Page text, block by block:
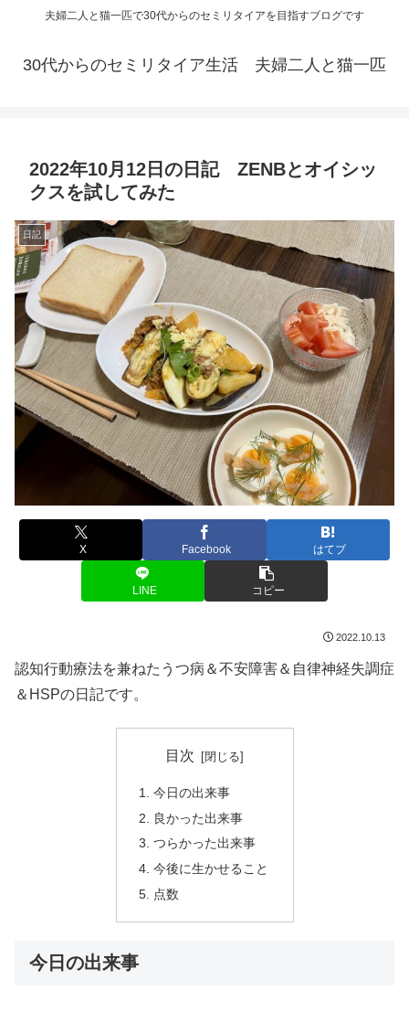
夫婦二人と猫一匹で30代からのセミリタイアを目指すブログです
30代からのセミリタイア生活 夫婦二人と猫一匹
2022年10月12日の日記 ZENBとオイシッ
クスを試してみた
日記
X Facebook はてブ
LINE コピー
2022.10.13
認知行動療法を兼ねたうつ病＆不安障害＆自律神経失調症
＆HSPの日記です。
目次
今日の出来事
良かった出来事
つらかった出来事
今後に生かせること
点数
今日の出来事